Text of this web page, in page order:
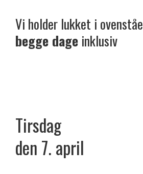
Vi holder lukket i
begge dageinklusiv
Tirsdag
den 7. april